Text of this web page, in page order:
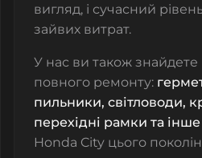
вигляд, і сучасний
зайвих витрат.
У нас ви також знайдете
повного ремонту:
пильники, світловоди,
перехідні рамки та інше
Honda City цього